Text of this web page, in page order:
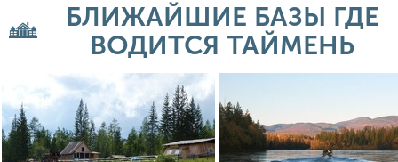
Томпонский улусы. Вблизи
расположены поселок Амга,
Верхняя Амга, Бетюнцы,
Амгата, Чымнайи, Тегюльте-
город – Якутск.
БЛИЖАЙШИЕ БАЗЫ ГДЕ
ВОДИТСЯ ТАЙМЕНЬ